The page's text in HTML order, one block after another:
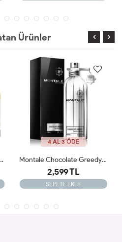
Ürünler
100ml JLT
4 AL 3 ÖDE
Montale Chocolate Greedy EDP 100 Ml Unisex Parfüm JLT
2,599 TL
SEPETE EKLE